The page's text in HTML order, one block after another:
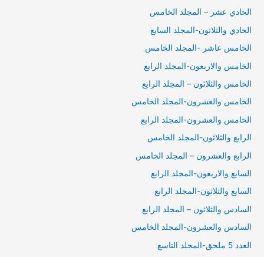
الحادي عشر – المجلد الخامس
الحادي والثلاثون-المجلد السابع
الخامس عاشر -المجلد الخامس
الخامس والاربعون-المجلد الرابع
الخامس والثلاثون – المجلد الرابع
الخامس والعشرون-المجلد الخامس
الخامس والعشرون-المجلد الرابع
الرابع والثلاثون-المجلد الخامس
الرابع والعشرون – المجلد الخامس
السابع والاربعون-المجلد الرابع
السابع والثلاثون-المجلد الرابع
السادس والثلاثون – المجلد الرابع
السادس والعشرون-المجلد الخامس
العدد 5 ملحق-المجلد التاسع